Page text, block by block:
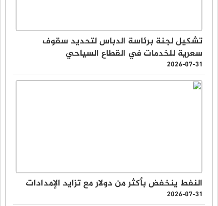
تشكيل لجنة برئاسة الدباس لتحديد سقوف
سعرية للخدمات في القطاع السياحي
2026-07-31
النفط ينخفض بأكثر من دولار مع تزايد الإمدادات
2026-07-31